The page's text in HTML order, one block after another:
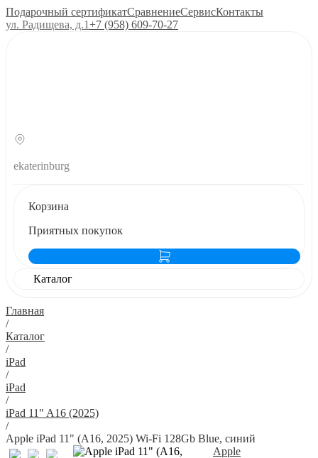
Подарочный сертификатСравнениеСервисКонтакты
ул. Радищева, д.1+7 (958) 609‑70‑27
ekaterinburg
Корзина
Приятных покупок
Каталог
Главная
/
Каталог
/
iPad
/
iPad
/
iPad 11" A16 (2025)
/
Apple iPad 11" (A16, 2025) Wi-Fi 128Gb Blue, синий
Apple